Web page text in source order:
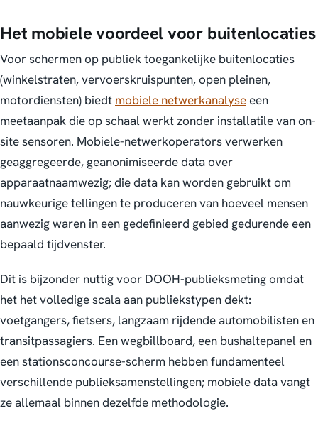
Het mobiele voordeel voor buitenlocaties
Voor schermen op publiek toegankelijke buitenlocaties
(winkelstraten, vervoerskruispunten, open pleinen,
motordiensten) biedt mobiele netwerkanalyseeen
meetaanpak die op schaal werkt zonder installatile van on-
site sensoren. Mobiele-netwerkoperators verwerken
geaggregeerde, geanonimiseerde data over
apparaatnaamwezig; die data kan worden gebruikt om
nauwkeurige tellingen te produceren van hoeveel mensen
aanwezig waren in een gedefinieerd gebied gedurende een
bepaald tijdvenster.
Dit is bijzonder nuttig voor DOOH-publieksmeting omdat
het het volledige scala aan publiekstypen dekt:
voetgangers, fietsers, langzaam rijdende automobilisten en
transitpassagiers. Een wegbillboard, een bushaltepanel en
een stationsconcourse-scherm hebben fundamenteel
verschillende publieksamenstellingen; mobiele data vangt
ze allemaal binnen dezelfde methodologie.